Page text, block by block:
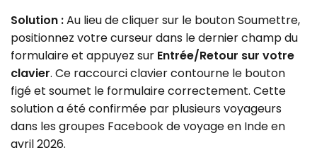
Solution :Au lieu de cliquer sur le bouton Soumettre,
positionnez votre curseur dans le dernier champ du
formulaire et appuyez sur Entrée/Retour sur votre
clavier. Ce raccourci clavier contourne le bouton
figé et soumet le formulaire correctement. Cette
solution a été confirmée par plusieurs voyageurs
dans les groupes Facebook de voyage en Inde en
avril 2026.